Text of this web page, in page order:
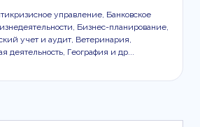
управление, Банковское
Бизнес-планирование,
учет и аудит, Ветеринария,
деятельность, География и др...